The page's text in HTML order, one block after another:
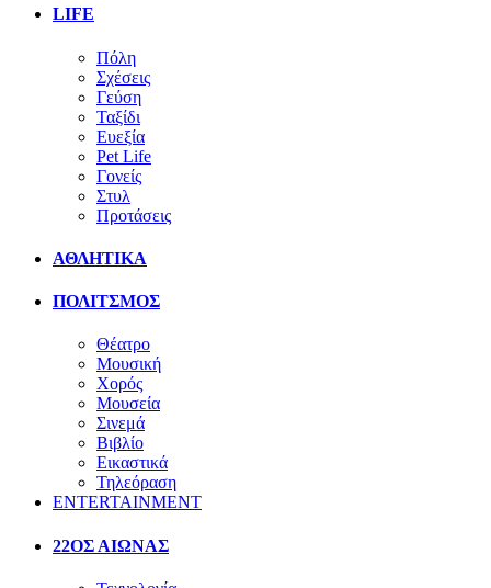
LIFE
Πόλη
Σχέσεις
Γεύση
Ταξίδι
Ευεξία
Pet Life
Γονείς
Στυλ
Προτάσεις
ΑΘΛΗΤΙΚΑ
ΠΟΛΙΤΣΜΟΣ
Θέατρο
Μουσική
Χορός
Μουσεία
Σινεμά
Βιβλίο
Εικαστικά
Τηλεόραση
ENTERTAINMENT
22ΟΣ ΑΙΩΝΑΣ